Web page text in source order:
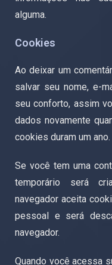
alguma.
Cookies
Ao deixar um
salvar seu nome, e-
seu conforto, assim
dados novamente
cookies duram um ano.
Se você tem uma
temporário será
navegador aceita
pessoal e será
navegador.
Quando você acessa